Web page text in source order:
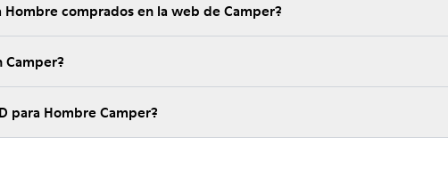
comprados en la web de Camper?
para Hombre Camper?